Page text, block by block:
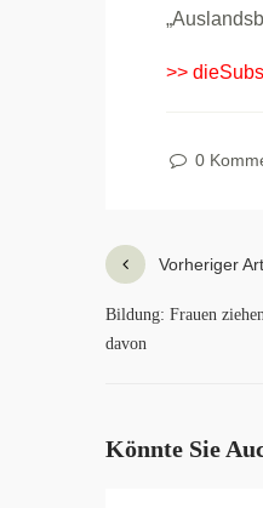
>>
0
Vorheriger
Bildung: Frauen
davon
Könnte Sie